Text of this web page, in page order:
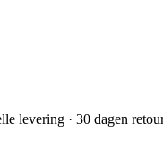
levering · 30 dagen